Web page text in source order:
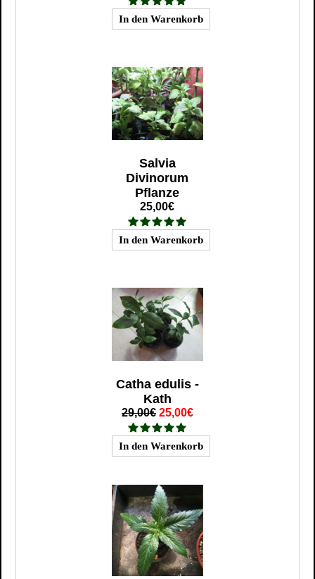
Salvia
Divinorum
Pflanze
25,00€
Catha edulis -
Kath
29,00€ 25,00€